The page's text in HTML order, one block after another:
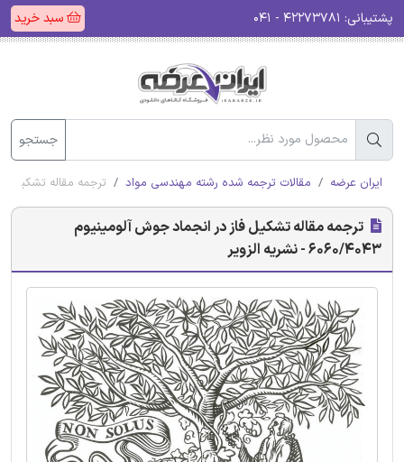
پشتیبانی: سبد خرید
جستجو
ایران عرضه مقالات ترجمه شده رشته مهندسی مواد ترجمه مقاله تشکیل فاز در
ترجمه مقاله تشکیل فاز در انجماد جوش آلومینیوم
6060/4043 - نشریه الزویر